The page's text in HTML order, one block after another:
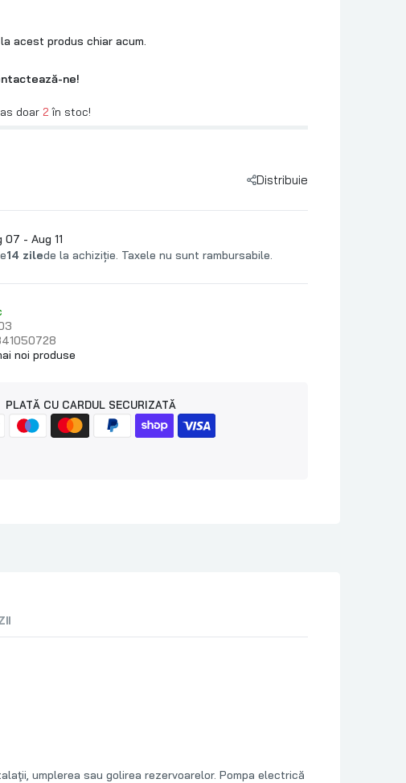
acest produs chiar acum.
ne!
doar 2 în stoc!
Distribuie
07 - Aug 11
14 zilede la achiziție. Taxele nu sunt rambursabile.
noi produse
PLATĂ CU CARDUL SECURIZATĂ
umplerea sau golirea rezervoarelor. Pompa electrică